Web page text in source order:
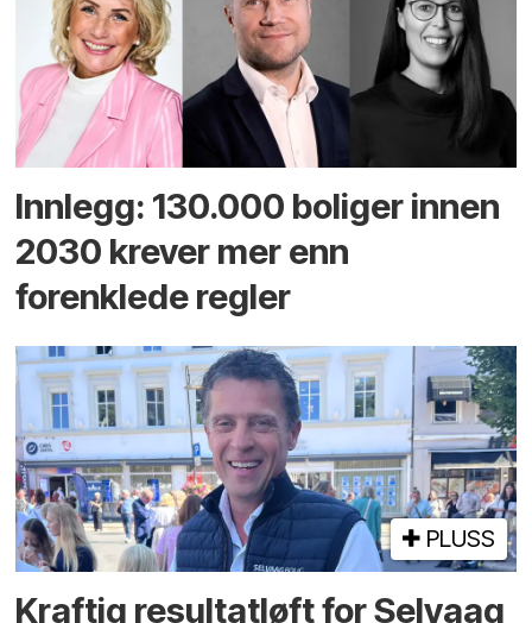
Innlegg: 130.000 boliger innen
2030 krever mer enn
forenklede regler
PLUSS
Kraftig resultatløft for Selvaag